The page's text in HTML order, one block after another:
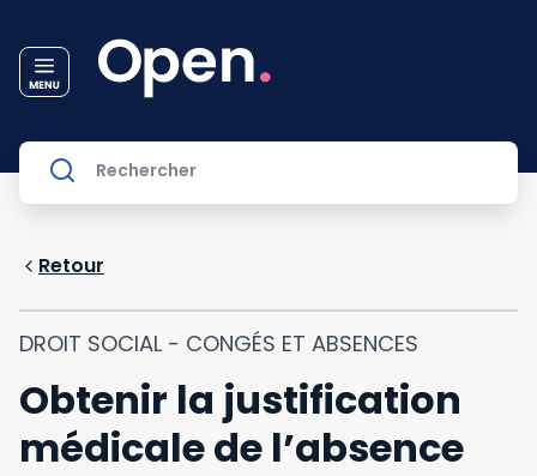
Retour
DROIT SOCIAL - CONGÉS ET ABSENCES
Obtenir la justification
médicale de l’absence